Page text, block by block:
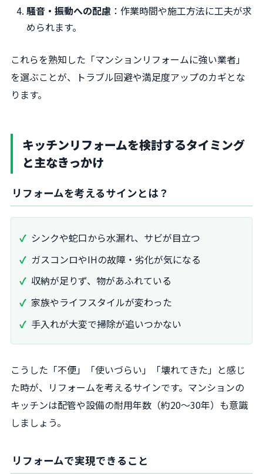
騒音・振動への配慮 ：作業時間や施工方法に工夫が求
められます。
これらを熟知した「マンションリフォームに強い業者」
を選ぶことが、トラブル回避や満足度アップのカギとな
ります。
キッチンリフォームを検討するタイミング
と主なきっかけ
リフォームを考えるサインとは？
シンクや蛇口から水漏れ、サビが目立つ
ガスコンロやIHの故障・劣化が気になる
収納が足りず、物があふれている
家族やライフスタイルが変わった
手入れが大変で掃除が追いつかない
こうした「不便」「使いづらい」「壊れてきた」と感じ
た時が、リフォームを考えるサインです。マンションの
キッチンは配管や設備の耐用年数（約20～30年）も意識
しましょう。
リフォームで実現できること